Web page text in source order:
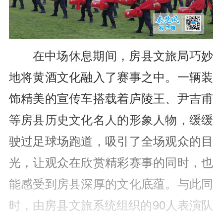
在中场休息期间，房县文旅局巧妙
地将黄酒文化融入了赛事之中。一辆装
饰精美的宣传车搭载着庐陵王、尹吉甫
等房县历史文化名人的形象人物，缓缓
驶过足球场跑道，吸引了全场观众的目
光，让观众在欣赏精彩赛事的同时，也
能感受到房县深厚的文化底蕴。与此同
时，由房县文旅系统组织的90人表演队